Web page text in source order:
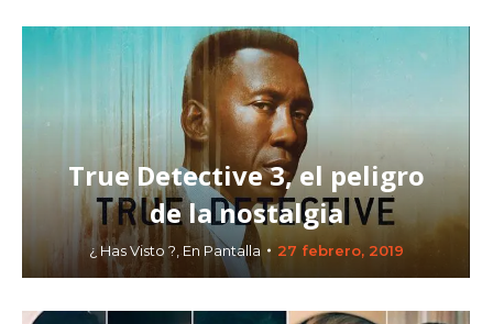
True Detective 3, el peligro
de la nostalgia
¿ Has Visto ? ,En Pantalla 27 febrero, 2019